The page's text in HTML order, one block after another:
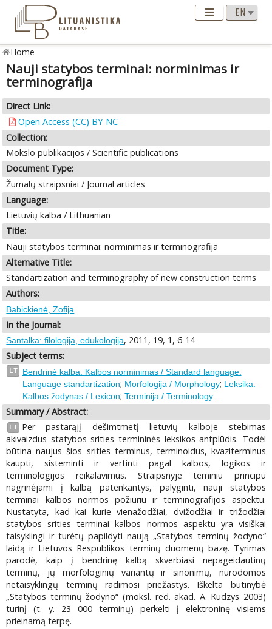
Home
Nauji statybos terminai: norminimas ir
terminografija
Direct Link:
Open Access (CC) BY-NC
Collection:
Mokslo publikacijos / Scientific publications
Document Type:
Žurnalų straipsniai / Journal articles
Language:
Lietuvių kalba / Lithuanian
Title:
Nauji statybos terminai: norminimas ir terminografija
Alternative Title:
Standartization and terminography of new construction terms
Authors:
Babickienė, Zofija
In the Journal:
Santalka: filologija, edukologija, 2011, 19, 1, 6-14
Subject terms:
LT
Bendrinė kalba. Kalbos norminimas / Standard language.
Language standartization; Morfologija / Morphology; Leksika.
Kalbos žodynas / Lexicon; Terminija / Terminology.
Summary / Abstract:
LT
Per pastarąjį dešimtmetį lietuvių kalboje stebimas
akivaizdus statybos srities termininės leksikos antplūdis. Todėl
būtina naujus šios srities terminus, terminoidus, kvaziterminus
kaupti, sisteminti ir vertinti pagal kalbos, logikos ir
terminologijos reikalavimus. Straipsnyje teminiu principu
nagrinėjami į kalbą patenkantys, palyginti, nauji statybos
terminai kalbos normos požiūriu ir terminografijos aspektu.
Nustatyta, kad kai kurie vienažodžiai, dvižodžiai ir trižodžiai
statybos srities terminai kalbos normos aspektu yra visiškai
taisyklingi ir turėtų papildyti naują „Statybos terminų žodyno“
laidą ir Lietuvos Respublikos terminų duomenų bazę. Tyrimas
parodė, kaip į bendrinę kalbą skverbiasi nepageidautinų
terminų, jų morfologinių variantų ir sinonimų, nurodomos
netaisyklingų terminų radimosi priežastys. Iškelta būtinybė
„Statybos terminų žodyno“ (moksl. red. akad. A. Kudzys 2003)
turinį (t. y. 23 000 terminų) perkelti į elektroninę visiems
prieinamą terpę.